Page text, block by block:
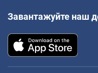
Завантажуйте наш